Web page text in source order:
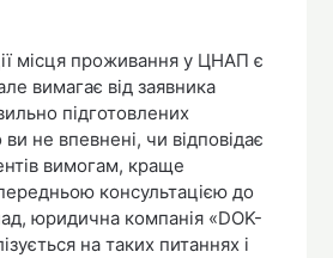
місця проживання у ЦНАП є
вимагає від заявника
підготовлених
не впевнені, чи відповідає
вимогам, краще
консультацією до
юридична компанія «DOK-
на таких питаннях і